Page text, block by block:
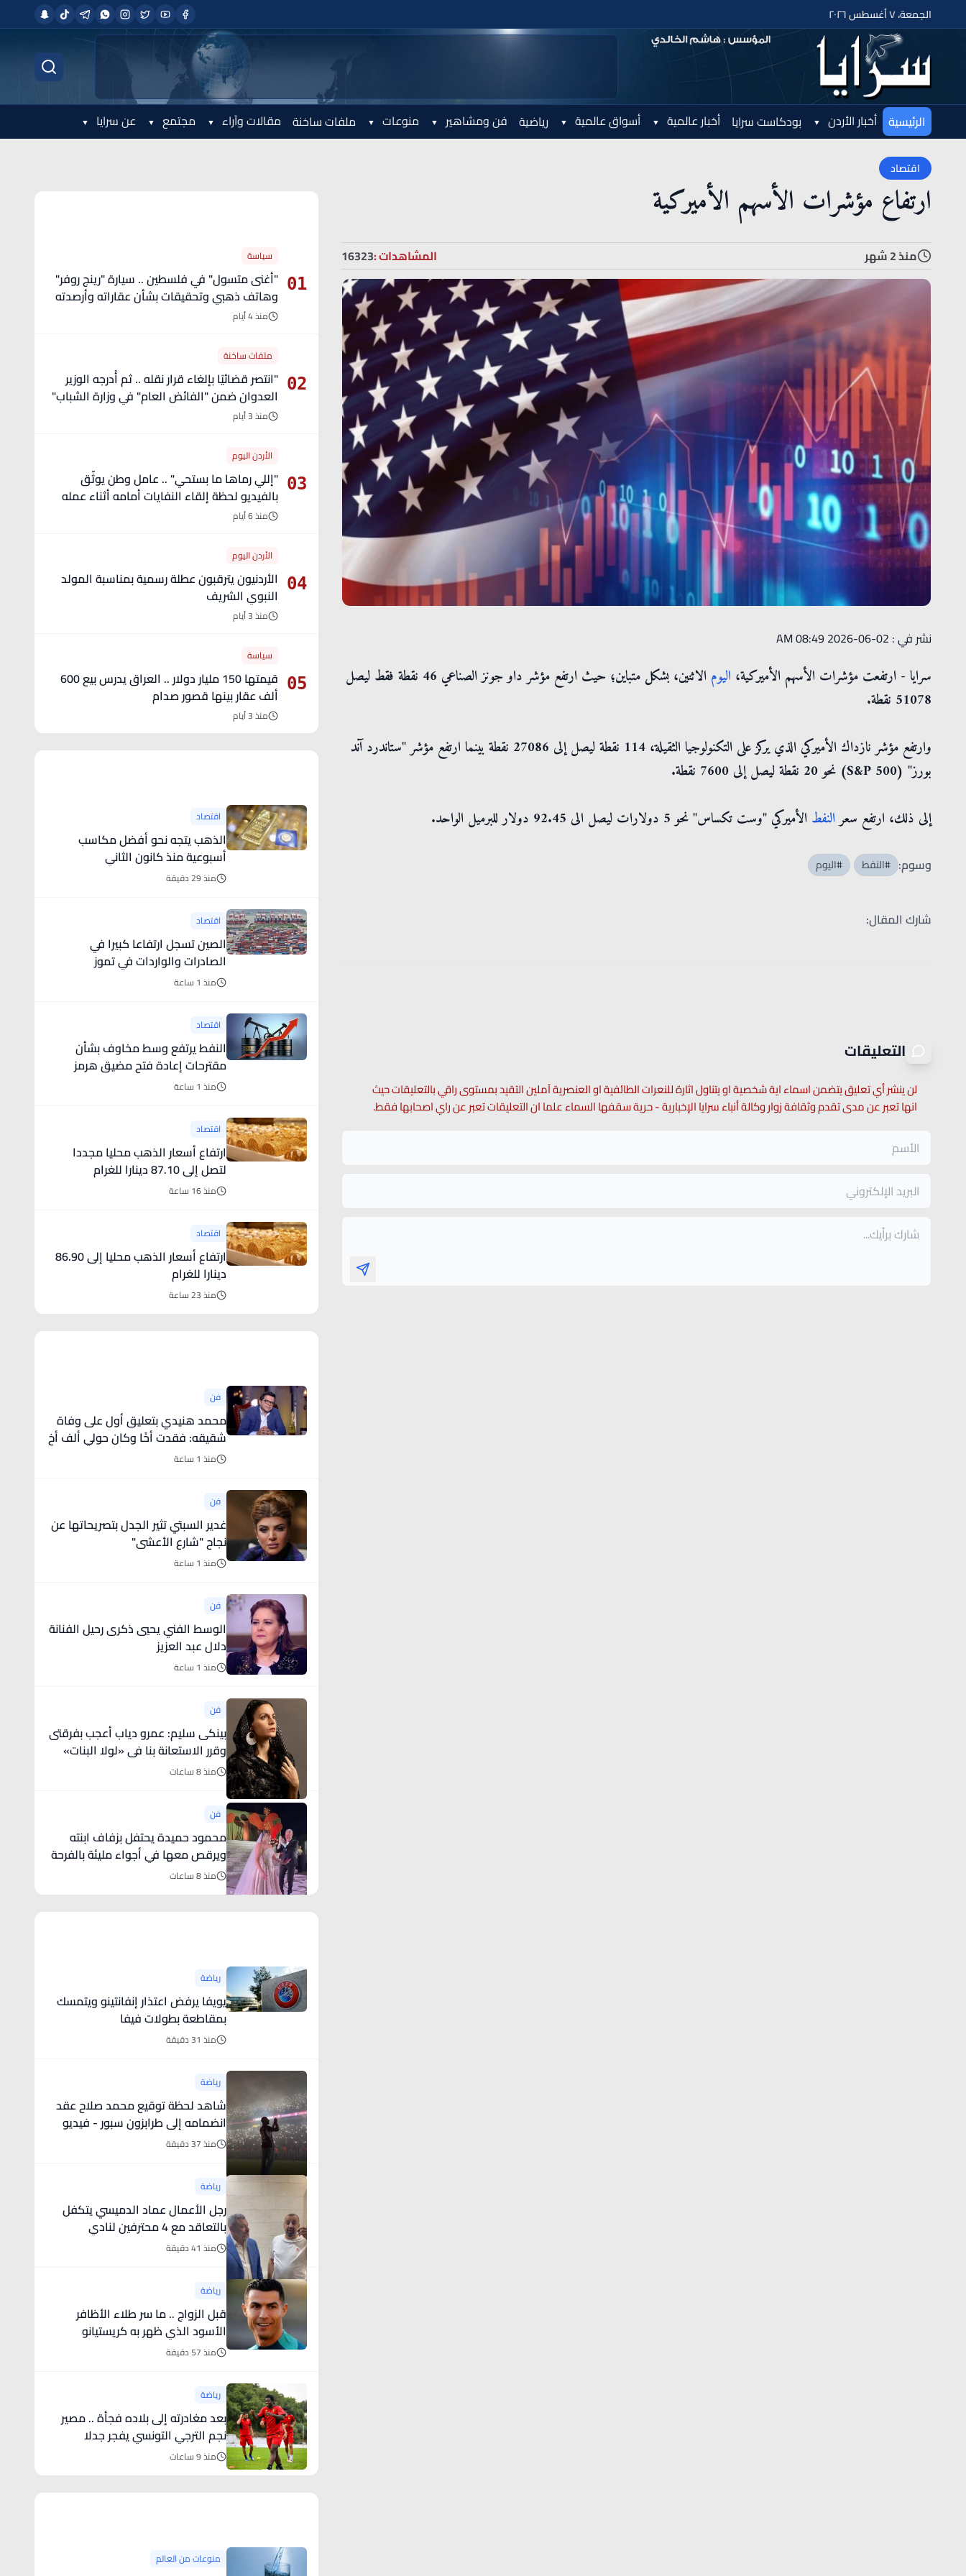
الجمعة، ٧ أغسطس ٢٠٢٦
الرئيسية أخبار الأردن بودكاست سرايا أخبار عالمية أسواق عالمية رياضية فن ومشاهير منوعات ملفات ساخنة مقالات وآراء مجتمع عن سرايا
اقتصاد
ارتفاع مؤشرات الأسهم الأميركية
منذ 2 شهر المشاهدات :16323
نشر في : 02-06-2026 08:49 AM
سرايا - ارتفعت مؤشرات الأسهم الأميركية، اليوم
الاثنين، بشكل متباين؛ حيث ارتفع مؤشر داو جونز الصناعي 46 نقطة فقط ليصل
51078 نقطة.
وارتفع مؤشر نازداك الأميركي الذي يركز على التكنولوجيا الثقيلة، 114 نقطة ليصل إلى 27086 نقطة بينما ارتفع مؤشر "ستاندرد آند
بورز" (S&P 500) نحو 20 نقطة ليصل إلى 7600 نقطة.
إلى ذلك، ارتفع سعرالنفط الأميركي "وست تكساس" نحو 5 دولارات ليصل الى 92.45 دولار للبرميل الواحد.
وسوم: #النفط #اليوم
شارك المقال:
التعليقات
لن ينشر أي تعليق يتضمن اسماء اية شخصية او يتناول اثارة للنعرات الطائفية او العنصرية آملين التقيد بمستوى راقي بالتعليقات حيث
انها تعبر عن مدى تقدم وثقافة زوار وكالة أنباء سرايا الإخبارية - حرية سقفها السماء علما ان التعليقات تعبر عن راي اصحابها فقط.
01
سياسة
"أغنى متسول" في فلسطين .. سيارة "رينج روفر"
وهاتف ذهبي وتحقيقات بشأن عقاراته وأرصدته
منذ 4 أيام
02
ملفات ساخنة
"انتصر قضائيًا بإلغاء قرار نقله .. ثم أُدرجه الوزير
العدوان ضمن "الفائض العام" في وزارة الشباب"
- تفاصيل
منذ 3 أيام
03
الأردن اليوم
"إللي رماها ما بستحي" .. عامل وطن يوثّق
بالفيديو لحظة إلقاء النفايات أمامه أثناء عمله
منذ 6 أيام
04
الأردن اليوم
الأردنيون يترقبون عطلة رسمية بمناسبة المولد
النبوي الشريف
منذ 3 أيام
05
سياسة
قيمتها 150 مليار دولار .. العراق يدرس بيع 600
ألف عقار بينها قصور صدام
منذ 3 أيام
اقتصاد
الذهب يتجه نحو أفضل مكاسب
أسبوعية منذ كانون الثاني
منذ 29 دقيقة
اقتصاد
الصين تسجل ارتفاعا كبيرا في
الصادرات والواردات في تموز
منذ 1 ساعة
اقتصاد
النفط يرتفع وسط مخاوف بشأن
مقترحات إعادة فتح مضيق هرمز
منذ 1 ساعة
اقتصاد
ارتفاع أسعار الذهب محليا مجددا
لتصل إلى 87.10 دينارا للغرام
منذ 16 ساعة
اقتصاد
ارتفاع أسعار الذهب محليا إلى 86.90
دينارا للغرام
منذ 23 ساعة
فن
محمد هنيدي بتعليق أول على وفاة
شقيقه: فقدت أخًا وكان حولي ألف أخ
منذ 1 ساعة
فن
غدير السبتي تثير الجدل بتصريحاتها عن
نجاح "شارع الأعشى"
منذ 1 ساعة
فن
الوسط الفني يحيي ذكرى رحيل الفنانة
دلال عبد العزيز
منذ 1 ساعة
فن
بينكى سليم: عمرو دياب أعجب بفرقتى
وقرر الاستعانة بنا فى «لولا البنات»
منذ 8 ساعات
فن
محمود حميدة يحتفل بزفاف ابنته
ويرقص معها في أجواء مليئة بالفرحة
.. منذ 8 ساعات
رياضة
يويفا يرفض اعتذار إنفانتينو ويتمسك
بمقاطعة بطولات فيفا
منذ 31 دقيقة
رياضة
شاهد لحظة توقيع محمد صلاح عقد
انضمامه إلى طرابزون سبور - فيديو
منذ 37 دقيقة
رياضة
رجل الأعمال عماد الدميسي يتكفل
بالتعاقد مع 4 محترفين لنادي
الوحدات على نفقته الخاصة - فيديو
منذ 41 دقيقة
رياضة
قبل الزواج .. ما سر طلاء الأظافر
الأسود الذي ظهر به كريستيانو
رونالدو؟
منذ 57 دقيقة
رياضة
بعد مغادرته إلى بلاده فجأة .. مصير
نجم الترجي التونسي يفجر جدلا
منذ 9 ساعات
منوعات من العالم